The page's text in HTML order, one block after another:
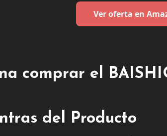
Ver oferta en
comprar el
del Producto